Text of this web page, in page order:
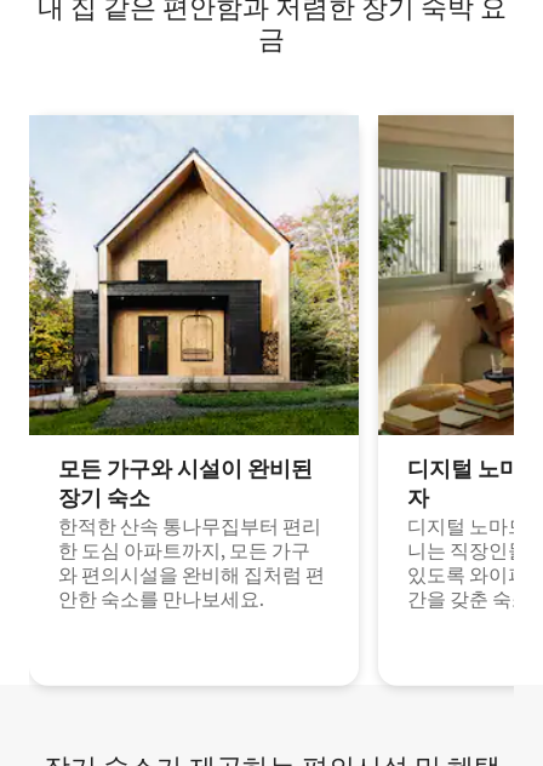
내 집 같은 편안함과 저렴한 장기 숙박 요
금
모든 가구와 시설이 완비된
장기 숙소
한적한 산속 통나무집부터 편리
한 도심 아파트까지, 모든 가구
와 편의시설을 완비해 집처럼 편
안한 숙소를 만나보세요.
디지털 노마
자
디지털 노마드
니는 직장인들
있도록 와이파
간을 갖춘 숙소